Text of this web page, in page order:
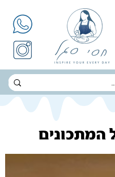
המתכונים